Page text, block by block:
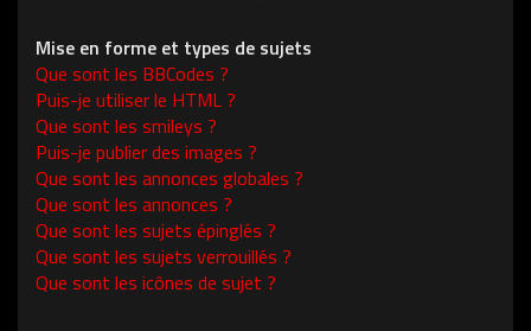
Mise en forme et types de sujets
Que sont les BBCodes ?
Puis-je utiliser le HTML ?
Que sont les smileys ?
Puis-je publier des images ?
Que sont les annonces globales ?
Que sont les annonces ?
Que sont les sujets épinglés ?
Que sont les sujets verrouillés ?
Que sont les icônes de sujet ?